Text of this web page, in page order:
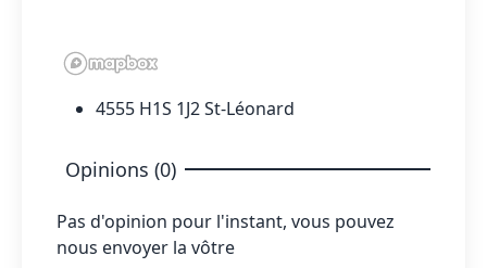
4555 H1S 1J2 St-Léonard
Opinions (0)
Pas d'opinion pour l'instant, vous pouvez
nous envoyer la vôtre